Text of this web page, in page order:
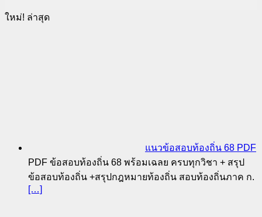
ใหม่! ล่าสุด
แนวข้อสอบท้องถิ่น 68 PDF
PDF ข้อสอบท้องถิ่น 68 พร้อมเฉลย ครบทุกวิชา + สรุป
ข้อสอบท้องถิ่น +สรุปกฎหมายท้องถิ่น สอบท้องถิ่นภาค ก.
[…]